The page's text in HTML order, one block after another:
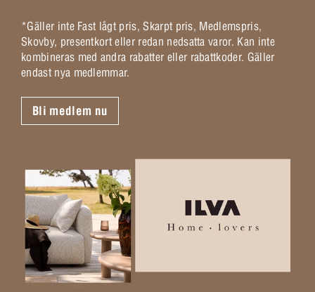
*Gäller inte Fast lågt pris, Skarpt pris, Medlemspris,
Skovby, presentkort eller redan nedsatta varor. Kan inte
kombineras med andra rabatter eller rabattkoder. Gäller
endast nya medlemmar.
Bli medlem nu